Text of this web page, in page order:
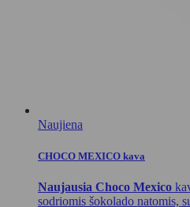
Naujiena
CHOCO MEXICO kava
Naujausia Choco Mexico
sodriomis šokolado natomis,